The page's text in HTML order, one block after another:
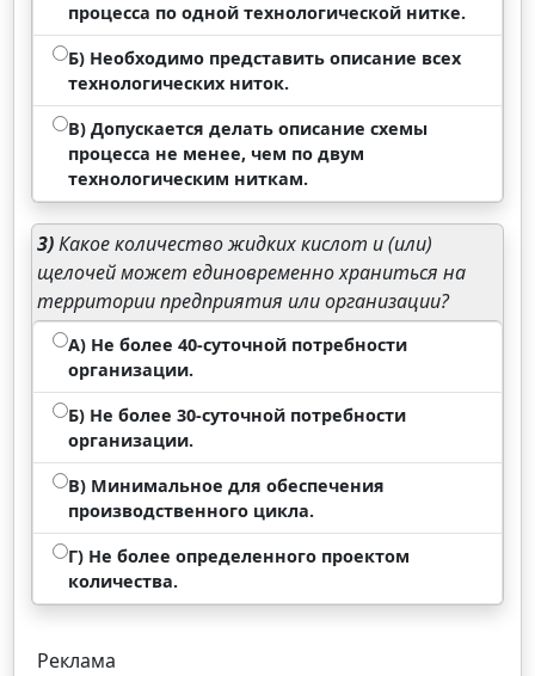
процесса по одной технологической нитке.
Б) Необходимо представить описание всех
технологических ниток.
В) Допускается делать описание схемы
процесса не менее, чем по двум
технологическим ниткам.
3)Какое количество жидких кислот и (или)
щелочей может единовременно храниться на
территории предприятия или организации?
А) Не более 40-суточной потребности
организации.
Б) Не более 30-суточной потребности
организации.
В) Минимальное для обеспечения
производственного цикла.
Г) Не более определенного проектом
количества.
Реклама